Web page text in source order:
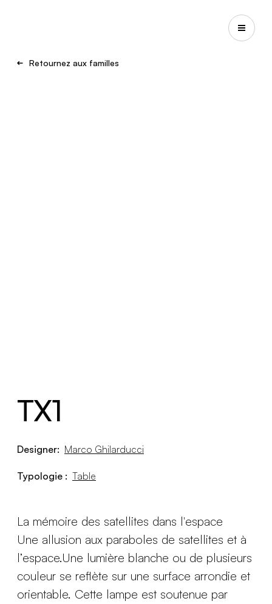
Retournez aux familles
TX1
Designer: Marco Ghilarducci
Typologie : Table
La mémoire des satellites dans l'espace
Une allusion aux paraboles de satellites et à
l’espace.Une lumière blanche ou de plusieurs
couleur se reflète sur une surface arrondie et
orientable. Cette lampe est soutenue par